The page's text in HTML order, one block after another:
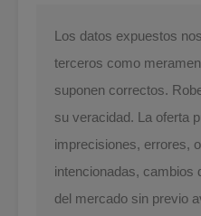
Los datos expuestos
terceros como
suponen correctos.
su veracidad. La oferta
imprecisiones, errores,
intencionadas, cambios
del mercado sin previo